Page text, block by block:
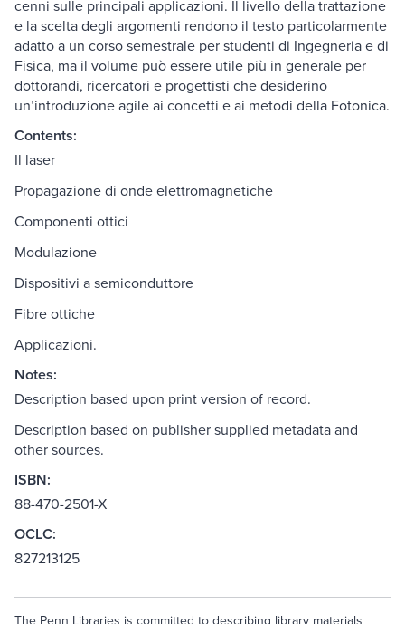
cenni sulle principali applicazioni. Il livello della trattazione
e la scelta degli argomenti rendono il testo particolarmente
adatto a un corso semestrale per studenti di Ingegneria e di
Fisica, ma il volume può essere utile più in generale per
dottorandi, ricercatori e progettisti che desiderino
un’introduzione agile ai concetti e ai metodi della Fotonica.
Contents:
Il laser
Propagazione di onde elettromagnetiche
Componenti ottici
Modulazione
Dispositivi a semiconduttore
Fibre ottiche
Applicazioni.
Notes:
Description based upon print version of record.
Description based on publisher supplied metadata and
other sources.
ISBN:
88-470-2501-X
OCLC:
827213125